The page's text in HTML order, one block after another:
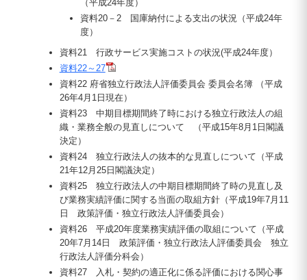
（平成24年度）
資料20－2 国庫納付による支出の状況（平成24年
度）
資料21 行政サービス実施コストの状況(平成24年度）
資料22～27
資料22 府省独立行政法人評価委員会 委員会名簿 （平成
26年4月1日現在）
資料23 中期目標期間終了時における独立行政法人の組
織・業務全般の見直しについて （平成15年8月1日閣議
決定）
資料24 独立行政法人の抜本的な見直しについて（平成
21年12月25日閣議決定）
資料25 独立行政法人の中期目標期間終了時の見直し及
び業務実績評価に関する当面の取組方針（平成19年7月11
日 政策評価・独立行政法人評価委員会）
資料26 平成20年度業務実績評価の取組について（平成
20年7月14日 政策評価・独立行政法人評価委員会 独立
行政法人評価分科会）
資料27 入札・契約の適正化に係る評価における関心事